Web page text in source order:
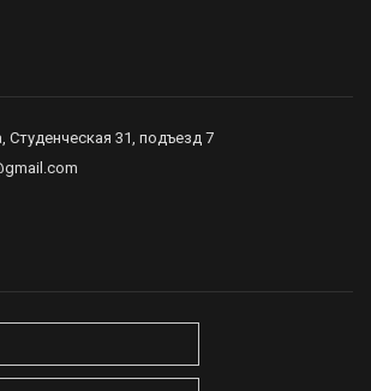
Студенческая 31, подъезд 7